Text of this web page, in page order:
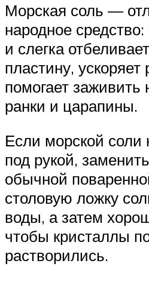
Морская соль —
народное
и слегка
пластину, ускоряет
помогает
ранки и царапины.
Если морской соли
под рукой,
обычной
столовую ложку
воды, а затем
чтобы кристаллы
растворились.